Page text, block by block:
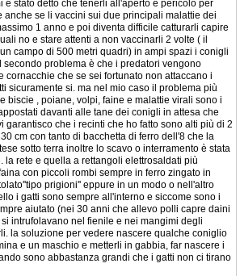
è stato detto che tenerli all'aperto è pericolo per
anche se li vaccini sui due principali malattie dei
1 anno e poi diventa difficile catturarli capire
no e stare attenti a non vaccinarli 2 volte ( il
campo di 500 metri quadri) in ampi spazi i conigli
secondo problema è che i predatori vengono
cornacchie che se sei fortunato non attaccano i
sicuramente si. ma nel mio caso il problema più
biscie , poiane, volpi, faine e malattie virali sono i
davanti alle tane dei conigli in attesa che
garantisco che i recinti che ho fatto sono alti più di 2
cm con tanto di bacchetta di ferro dell'8 che la
sotto terra inoltre lo scavo o interramento è stata
la rete e quella a rettangoli elettrosaldati più
con piccoli rombi sempre in ferro zingato in
prigioni'' eppure in un modo o nell'altro
i gatti sono sempre all'interno e siccome sono i
aiutato (nei 30 anni che allevo polli capre daini
intrufolavano nel fienile e nei mangimi degli
la soluzione per vedere nascere qualche coniglio
e un maschio e metterli in gabbia, far nascere i
sono abbastanza grandi che i gatti non ci tirano